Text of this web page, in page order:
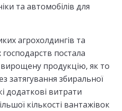
та автомобілів для
агрохолдингів та
постала
продукцію, як то
затягування збиральної
додаткові витрати
кількості вантажівок